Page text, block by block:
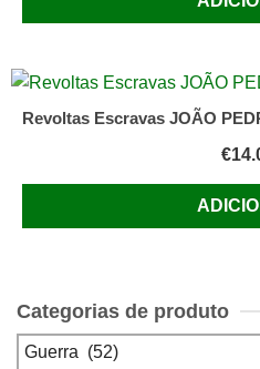
Revoltas Escravas JOÃO
€
Categorias de produto